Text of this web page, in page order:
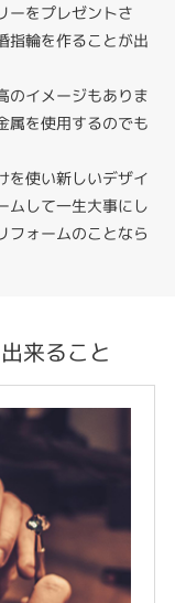
ーをプレゼントさ
指輪を作ることが出
のイメージもありま
属を使用するのでも
を使い新しいデザイ
ムして一生大事にし
フォームのことなら
来ること